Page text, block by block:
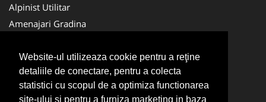
Website-ul utilizeaza cookie pentru a reţine
detaliile de conectare, pentru a colecta
statistici cu scopul de a optimiza functionarea
site-ului si pentru a furniza marketing in baza
Alpinist Utilitar
Amenajari Gradina
Cabinet-Individual.ro
CentruInchirieri.ro
HVP.ro